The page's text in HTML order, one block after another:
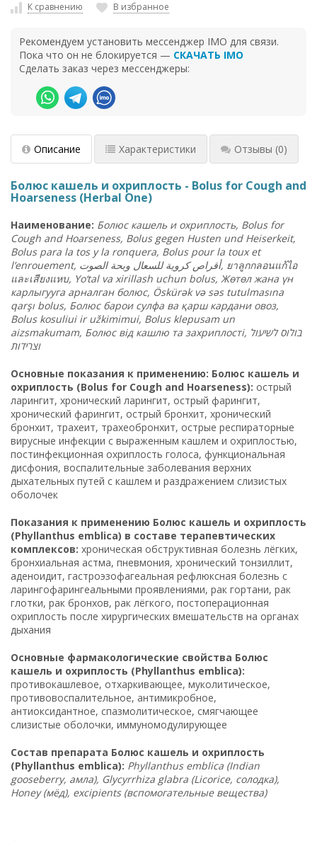
К сравнению В избранное
Рекомендуем установить мессенджер IMO для связи.
Пока что он не блокируется — СКАЧАТЬ IMO
Сделать заказ через мессенджеры:
Описание Характеристики Отзывы (0)
Болюс кашель и охриплость - Bolus for Cough and
Hoarseness (Herbal One)
Наименование: Болюс кашель и охриплость, Bolus for
Cough and Hoarseness, Bolus gegen Husten und Heiserkeit,
Bolus para la tos y la ronquera, Bolus pour la toux et
l’enrouement,
أقراص كروية للسعال وبحة الصوت , ยาลูกกลอนแก้ไอ
และเสียงแหบ, Yo‘tal va xirillash uchun bolus, Жөтөл жана үн
карлыгууга арналган болюс, Öskürək və səs tutulmasına
qarşı bolus, Болюс барои сулфа ва қарш кардани овоз,
Bolus kosuliui ir užkimimui, Bolus klepusam un
aizsmakumam, Болюс від кашлю та захриплості, בולוס לשיעול
וצרידות
Основные показания к применению: Болюс кашель и
охриплость (Bolus for Cough and Hoarseness): острый
ларингит, хронический ларингит, острый фарингит,
хронический фарингит, острый бронхит, хронический
бронхит, трахеит, трахеобронхит, острые респираторные
вирусные инфекции с выраженным кашлем и охриплостью,
постинфекционная охриплость голоса, функциональная
дисфония, воспалительные заболевания верхних
дыхательных путей с кашлем и раздражением слизистых
оболочек
Показания к применению Болюс кашель и охриплость
(Phyllanthus emblica) в составе терапевтических
комплексов: хроническая обструктивная болезнь лёгких,
бронхиальная астма, пневмония, хронический тонзиллит,
аденоидит, гастроэзофагеальная рефлюксная болезнь с
ларингофарингеальными проявлениями, рак гортани, рак
глотки, рак бронхов, рак лёгкого, постоперационная
охриплость после хирургических вмешательств на органах
дыхания
Основные фармакологические свойства Болюс
кашель и охриплость (Phyllanthus emblica):
противокашлевое, отхаркивающее, муколитическое,
противовоспалительное, антимикробное,
антиоксидантное, спазмолитическое, смягчающее
слизистые оболочки, иммуномодулирующее
Состав препарата Болюс кашель и охриплость
(Phyllanthus emblica): Phyllanthus emblica (Indian
gooseberry, амла), Glycyrrhiza glabra (Licorice, солодка),
Honey (мёд), excipients (вспомогательные вещества)